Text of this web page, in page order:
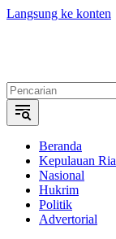
Langsung ke konten
Beranda
Kepulauan
Nasional
Hukrim
Politik
Advertorial